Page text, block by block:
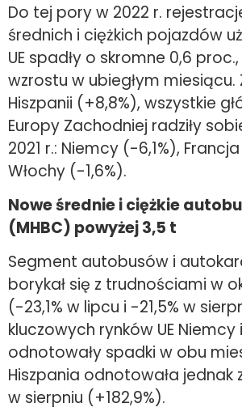
Do tej pory w 2022 r.
średnich i ciężkich pojazdów
UE spadły o skromne 0,6
wzrostu w ubiegłym miesiącu.
Hiszpanii (+8,8%), wszystkie
Europy Zachodniej radziły
2021 r.: Niemcy (-6,1%),
Włochy (-1,6%).
Nowe średnie i ciężkie
(MHBC) powyżej 3,5 t
Segment autobusów i
borykał się z trudnościami w
(-23,1% w lipcu i -21,5% w
kluczowych rynków UE Niemcy
odnotowały spadki w obu
Hiszpania odnotowała jednak
w sierpniu (+182,9%).